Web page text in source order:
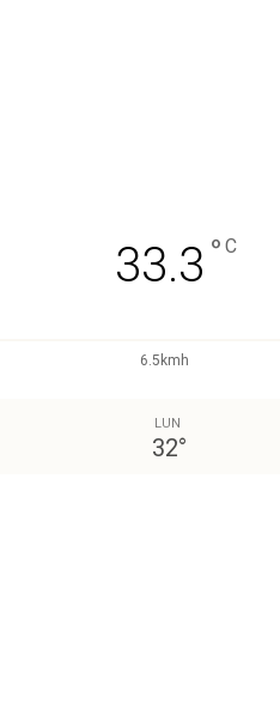
33.3 ° C
6.5kmh
LUN
32°